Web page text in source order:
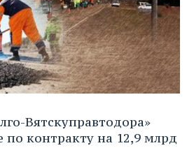
Вятскуправтодора»
по контракту на 12,9 млрд